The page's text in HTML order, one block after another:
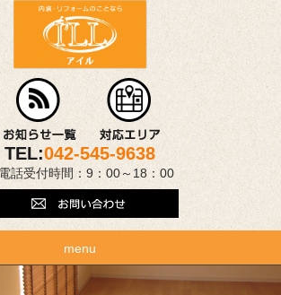
TEL:042-545-9638
話受付時間：9：00～18：00
menu